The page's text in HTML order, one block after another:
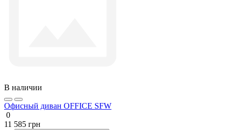
В наличии
Офисный диван OFFICE SFW
0
11 585 грн